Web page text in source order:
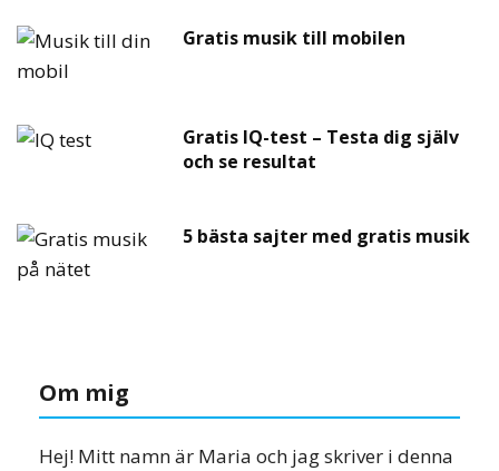
Gratis musik till mobilen
Gratis IQ-test – Testa dig själv
och se resultat
5 bästa sajter med gratis musik
Om mig
Hej! Mitt namn är Maria och jag skriver i denna